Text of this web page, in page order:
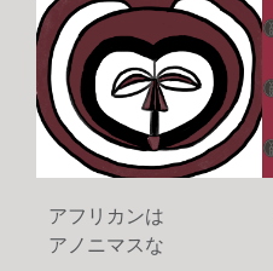
アフリカンは
アノニマスな